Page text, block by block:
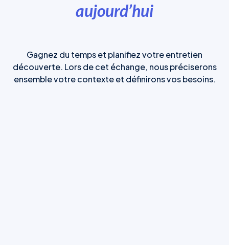
aujourd’hui
Gagnez du temps et planifiez votre entretien
découverte. Lors de cet échange, nous préciserons
ensemble votre contexte et définirons vos besoins.